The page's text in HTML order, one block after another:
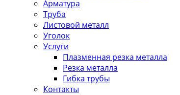
Арматура
Труба
Листовой металл
Уголок
Услуги
Плазменная резка металла
Резка металла
Гибка трубы
Контакты